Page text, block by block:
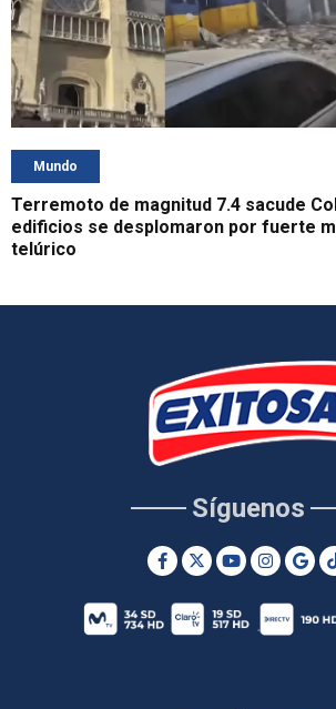
Mundo
Terremoto de magnitud 7.4 sacude
edificios se desplomaron por fuerte
telúrico
Síguenos